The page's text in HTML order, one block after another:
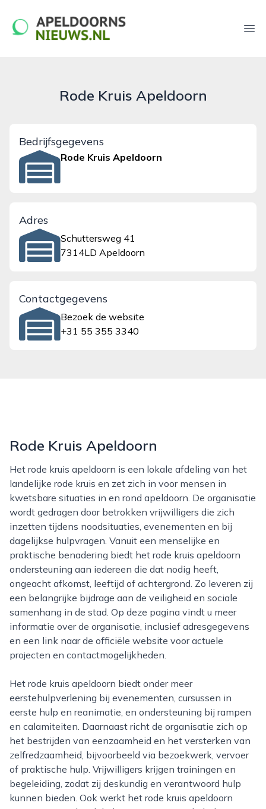
apeldoornsnieuws.nl
Rode Kruis Apeldoorn
Bedrijfsgegevens
Rode Kruis Apeldoorn
Adres
Schuttersweg 41
7314LD Apeldoorn
Contactgegevens
Bezoek de website
+31 55 355 3340
Rode Kruis Apeldoorn
Het rode kruis apeldoorn is een lokale afdeling van het
landelijke rode kruis en zet zich in voor mensen in
kwetsbare situaties in en rond apeldoorn. De organisatie
wordt gedragen door betrokken vrijwilligers die zich
inzetten tijdens noodsituaties, evenementen en bij
dagelijkse hulpvragen. Vanuit een menselijke en
praktische benadering biedt het rode kruis apeldoorn
ondersteuning aan iedereen die dat nodig heeft,
ongeacht afkomst, leeftijd of achtergrond. Zo leveren zij
een belangrijke bijdrage aan de veiligheid en sociale
samenhang in de stad. Op deze pagina vindt u meer
informatie over de organisatie, inclusief adresgegevens
en een link naar de officiële website voor actuele
projecten en contactmogelijkheden.
Het rode kruis apeldoorn biedt onder meer
eerstehulpverlening bij evenementen, cursussen in
eerste hulp en reanimatie, en ondersteuning bij rampen
en calamiteiten. Daarnaast richt de organisatie zich op
het bestrijden van eenzaamheid en het versterken van
zelfredzaamheid, bijvoorbeeld via bezoekwerk, vervoer
of praktische hulp. Vrijwilligers krijgen trainingen en
begeleiding, zodat zij deskundig en verantwoord hulp
kunnen bieden. Ook werkt het rode kruis apeldoorn